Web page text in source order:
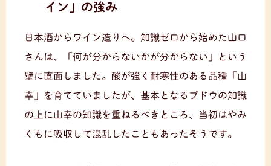
イン」の強み
日本酒からワイン造りへ。知識ゼロから始めた山口
さんは、「何が分からないかが分からない」という
壁に直面しました。酸が強く耐寒性のある品種「山
幸」を育てていましたが、基本となるブドウの知識
の上に山幸の知識を重ねるべきところ、当初はやみ
くもに吸収して混乱したこともあったそうです。